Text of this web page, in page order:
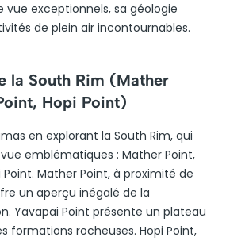
vue exceptionnels, sa géologie
de plein air incontournables.
la South Rim (Mather
Hopi Point)
en explorant la South Rim, qui
emblématiques : Mather Point,
Mather Point, à proximité de
un aperçu inégalé de la
Yavapai Point présente un plateau
formations rocheuses. Hopi Point,